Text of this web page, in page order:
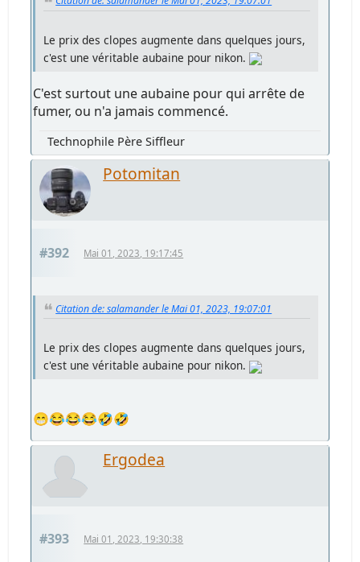
Le prix des clopes augmente dans quelques jours,
c'est une véritable aubaine pour nikon.
C'est surtout une aubaine pour qui arrête de
fumer, ou n'a jamais commencé.
Technophile Père Siffleur
Potomitan
#392 Mai 01, 2023, 19:17:45
Citation de: salamander le Mai 01, 2023, 19:07:01
Le prix des clopes augmente dans quelques jours,
c'est une véritable aubaine pour nikon.
😁😂😂😂🤣🤣
Ergodea
#393 Mai 01, 2023, 19:30:38